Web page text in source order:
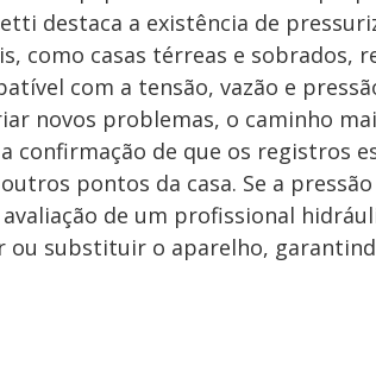
destaca a existência de
como casas térreas e sobrados,
com a tensão, vazão e
novos problemas, o caminho
confirmação de que os registros
pontos da casa. Se a
de um profissional
substituir o aparelho,